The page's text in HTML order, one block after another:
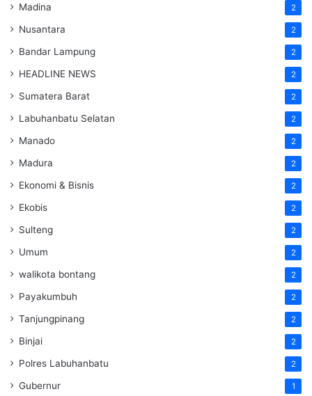
Madina 2
Nusantara 2
Bandar Lampung 2
HEADLINE NEWS 2
Sumatera Barat 2
Labuhanbatu Selatan 2
Manado 2
Madura 2
Ekonomi & Bisnis 2
Ekobis 2
Sulteng 2
Umum 2
walikota bontang 2
Payakumbuh 2
Tanjungpinang 2
Binjai 2
Polres Labuhanbatu 2
Gubernur 1